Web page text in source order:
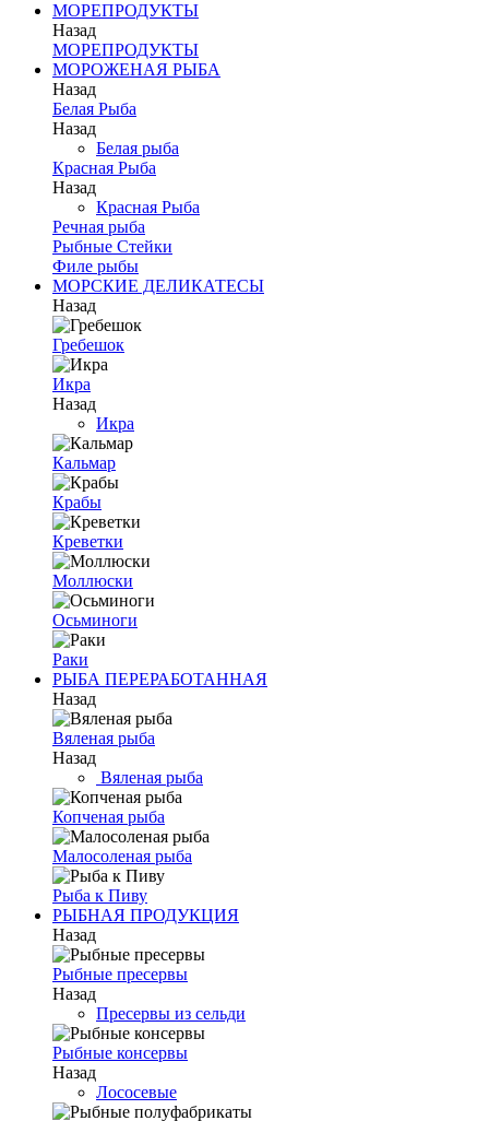
МОРЕПРОДУКТЫ
Назад
МОРЕПРОДУКТЫ
МОРОЖЕНАЯ РЫБА
Назад
Белая Рыба
Назад
Белая рыба
Красная Рыба
Назад
Красная Рыба
Речная рыба
Рыбные Стейки
Филе рыбы
МОРСКИЕ ДЕЛИКАТЕСЫ
Назад
Гребешок
Икра
Назад
Икра
Кальмар
Крабы
Креветки
Моллюски
Осьминоги
Раки
РЫБА ПЕРЕРАБОТАННАЯ
Назад
Вяленая рыба
Назад
Вяленая рыба
Копченая рыба
Малосоленая рыба
Рыба к Пиву
РЫБНАЯ ПРОДУКЦИЯ
Назад
Рыбные пресервы
Назад
Пресервы из сельди
Рыбные консервы
Назад
Лососевые